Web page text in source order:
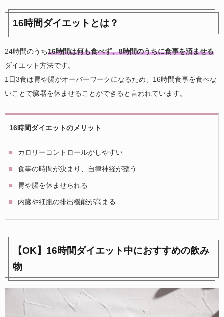
16時間ダイエットとは？
24時間のうち16時間は何も食べず、8時間のうちに食事を済ませる
ダイエット方法です。
1日3食は胃や腸がオーバーワークになるため、16時間食事を食べな
いことで臓器を休ませることができると言われています。
16時間ダイエットのメリット
カロリーコントロールがしやすい
食事の時間が決まり、自律神経が整う
胃や腸を休ませられる
内臓や細胞の排出機能が高まる
【OK】16時間ダイエット中におすすめの飲み
物